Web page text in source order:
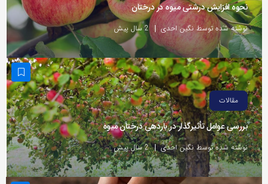
نحوه افزایش درشتی میوه در درختان
نوشته شده توسط نگین احدی 2 سال پیش
مقالات
بررسی عوامل تأثیرگذار در باردهی درختان میوه
نوشته شده توسط نگین احدی 2 سال پیش